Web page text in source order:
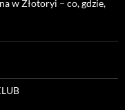
w Złotoryi – co, gdzie,